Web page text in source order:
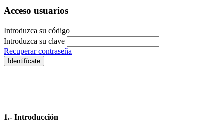
Acceso usuarios
Introduzca su código
Introduzca su clave
Recuperar contraseña
Identifícate
1.- Introducción